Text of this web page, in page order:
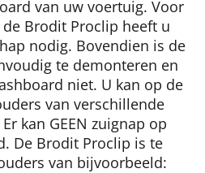
van uw voertuig. Voor
Brodit Proclip heeft u
nodig. Bovendien is de
te demonteren en
niet. U kan op de
van verschillende
kan GEEN zuignap op
De Brodit Proclip is te
van bijvoorbeeld: